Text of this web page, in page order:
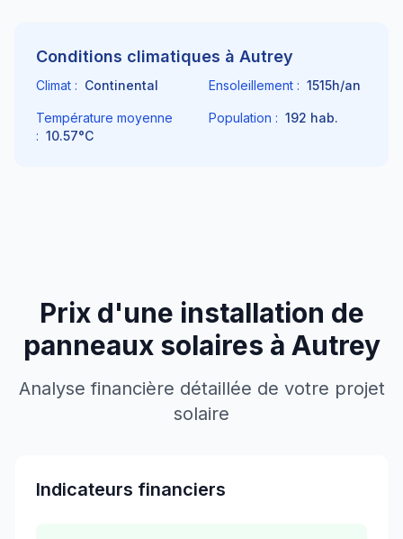
Conditions climatiques à Autrey
Climat : Continental Ensoleillement : 1515h/an
Température moyenne
: 10.57°C
Population : 192 hab.
Prix d'une installation de
panneaux solaires à Autrey
Analyse financière détaillée de votre projet
solaire
Indicateurs financiers